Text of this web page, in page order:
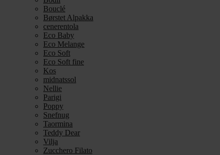
Bouclé
Børstet Alpakka
cenerentola
Eco Baby
Eco Melange
Eco Soft
Eco Soft fine
Kos
midnatssol
Nellie
Parigi
Poppy
Snefnug
Taormina
Teddy Dear
Vilja
Zucchero Filato